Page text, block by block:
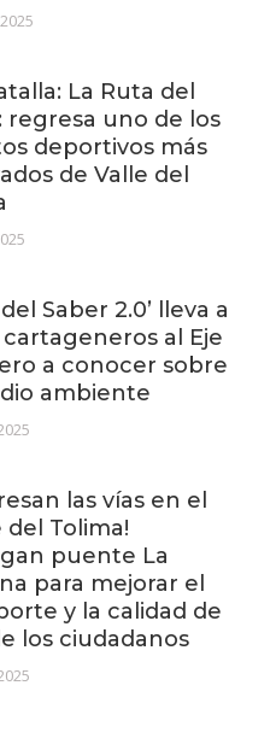
La Ruta del
regresa uno de los
deportivos más
de Valle del
Saber 2.0’ lleva a
al Eje
a conocer sobre
ambiente
las vías en el
del Tolima!
puente La
para mejorar el
y la calidad de
los ciudadanos